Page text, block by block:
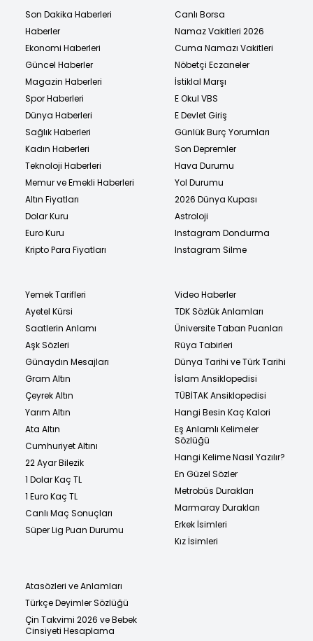
Son Dakika Haberleri
Haberler
Ekonomi Haberleri
Güncel Haberler
Magazin Haberleri
Spor Haberleri
Dünya Haberleri
Sağlık Haberleri
Kadın Haberleri
Teknoloji Haberleri
Memur ve Emekli Haberleri
Altın Fiyatları
Dolar Kuru
Euro Kuru
Kripto Para Fiyatları
Canlı Borsa
Namaz Vakitleri 2026
Cuma Namazı Vakitleri
Nöbetçi Eczaneler
İstiklal Marşı
E Okul VBS
E Devlet Giriş
Günlük Burç Yorumları
Son Depremler
Hava Durumu
Yol Durumu
2026 Dünya Kupası
Astroloji
Instagram Dondurma
Instagram Silme
Yemek Tarifleri
Ayetel Kürsi
Saatlerin Anlamı
Aşk Sözleri
Günaydın Mesajları
Gram Altın
Çeyrek Altın
Yarım Altın
Ata Altın
Cumhuriyet Altını
22 Ayar Bilezik
1 Dolar Kaç TL
1 Euro Kaç TL
Canlı Maç Sonuçları
Süper Lig Puan Durumu
Video Haberler
TDK Sözlük Anlamları
Üniversite Taban Puanları
Rüya Tabirleri
Dünya Tarihi ve Türk Tarihi
İslam Ansiklopedisi
TÜBİTAK Ansiklopedisi
Hangi Besin Kaç Kalori
Eş Anlamlı Kelimeler
Sözlüğü
Hangi Kelime Nasıl Yazılır?
En Güzel Sözler
Metrobüs Durakları
Marmaray Durakları
Erkek İsimleri
Kız İsimleri
Atasözleri ve Anlamları
Türkçe Deyimler Sözlüğü
Çin Takvimi 2026 ve Bebek
Cinsiyeti Hesaplama